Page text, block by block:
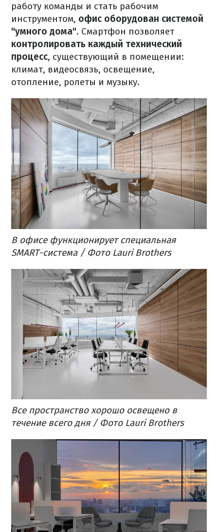
работу команды и стать рабочим
инструментом, офис оборудован системой
"умного дома". Смартфон позволяет
контролировать каждый технический
процесс, существующий в помещении:
климат, видеосвязь, освещение,
отопление, ролеты и музыку.
В офисе функционирует специальная
SMART-система / Фото Lauri Brothers
Все пространство хорошо освещено в
течение всего дня / Фото Lauri Brothers